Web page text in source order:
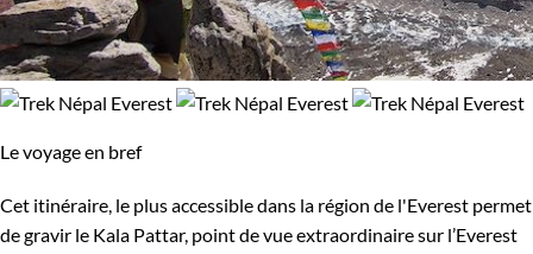
Le voyage en bref
Cet itinéraire, le plus accessible dans la région de l'Everest permet
de gravir le Kala Pattar, point de vue extraordinaire sur l’Everest